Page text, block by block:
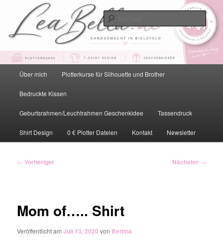
primären
springenLeaBella.de – Handgemacht in
Bielefeld
HauptmenüÜber mich Plotterkurse für Silhouette und Brother
Bedruckte Kissen
Geburtsrahmen/Leuchtrahmen Geschenkidee Tassendruck
Shirt Design 0 € Plotter Dateien Kontakt Newsletter
Beitragsnavigation
← Vorheriger Nächster →
Mom of….. Shirt
Veröffentlicht amJuli 13, 2020 von Bettina